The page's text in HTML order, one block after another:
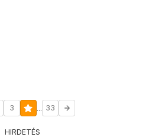
3 ... 33
HIRDETÉS